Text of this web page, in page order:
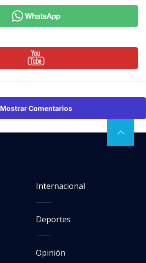
Mostrar Comentarios
Internacional
Deportes
Opinión